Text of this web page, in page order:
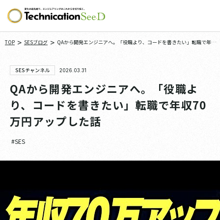
TOP > SESブログ > QAから開発エンジニアへ。「役職より、コードを書きたい」転職で年収
SESチャンネル 2026.03.31
QAから開発エンジニアへ。「役職よ
り、コードを書きたい」転職で年収70
万円アップした話
#SES